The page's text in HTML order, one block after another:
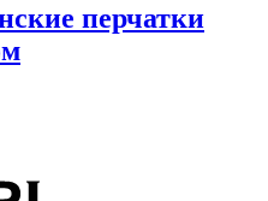
перчатки